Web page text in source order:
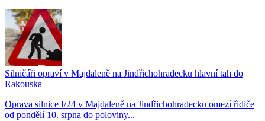
Silničáři opraví v Majdaleně na Jindřichohradecku hlavní tah do
Rakouska
Oprava silnice I/24 v Majdaleně na Jindřichohradecku omezí řidiče
od pondělí 10. srpna do poloviny...